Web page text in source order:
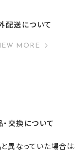
配送について
MORE
・交換について
異なっていた場合は